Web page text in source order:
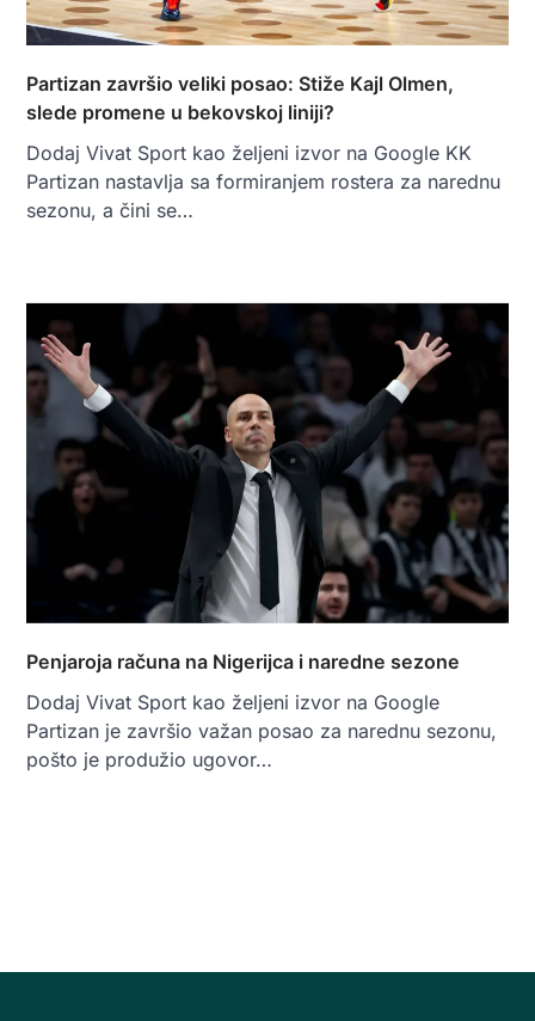
Partizan završio veliki posao: Stiže Kajl Olmen,
slede promene u bekovskoj liniji?
Dodaj Vivat Sport kao željeni izvor na Google KK
Partizan nastavlja sa formiranjem rostera za narednu
sezonu, a čini se…
Penjaroja računa na Nigerijca i naredne sezone
Dodaj Vivat Sport kao željeni izvor na Google
Partizan je završio važan posao za narednu sezonu,
pošto je produžio ugovor…